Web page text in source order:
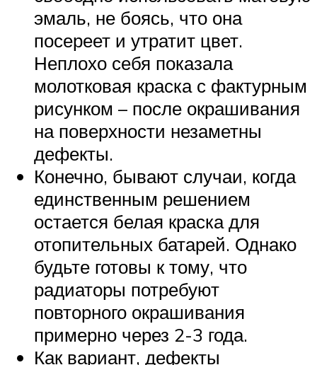
эмаль, не боясь, что она
посереет и утратит цвет.
Неплохо себя показала
молотковая краска с фактурным
рисунком – после окрашивания
на поверхности незаметны
дефекты.
Конечно, бывают случаи, когда
единственным решением
остается белая краска для
отопительных батарей. Однако
будьте готовы к тому, что
радиаторы потребуют
повторного окрашивания
примерно через 2-3 года.
Как вариант, дефекты